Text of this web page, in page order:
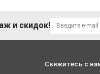
и скидок!
Свяжитесь с